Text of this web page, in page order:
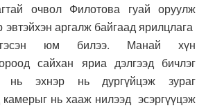
очвол Филотова гуай оруулж
эвтэйхэн аргалж байгаад ярилцлага
юм билээ. Манай хүн
сайхан яриа дэлгээд бичлэг
эхнэр нь дургүйцэж зураг
камерыг нь хааж нилээд эсэргүүцэж